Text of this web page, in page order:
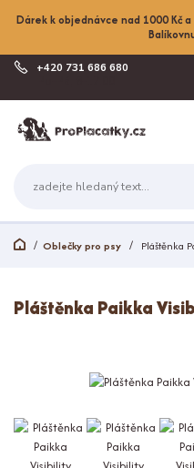
Dárek k objednávce nad 1000 Kč
+420 731 686 680
Oblečky pro psy Pláštěnka
Pláštěnka Paikka